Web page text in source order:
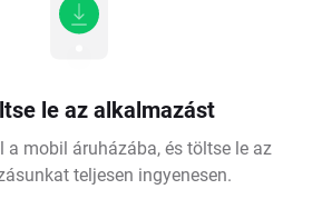
le az alkalmazást
a mobil áruházába, és töltse le az
teljesen ingyenesen.